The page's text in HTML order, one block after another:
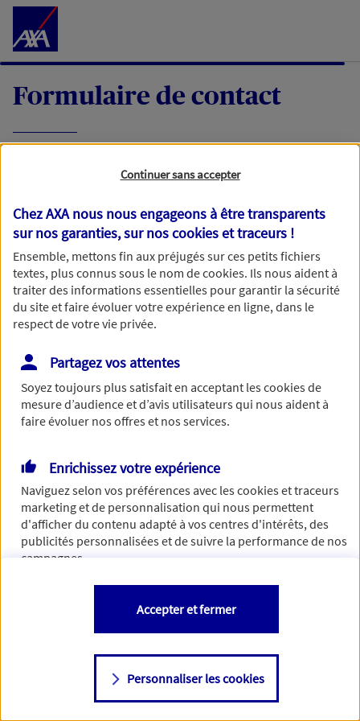
Accéder au Contenu
Formulaire de contact
demande, nous vous répondrons dans les
meilleurs délais par mail ou par téléphone.
Votre message :
Vous disposez de droits sur les informations vous concernant. Pour
plus d’informations,cliquez ici.
Continuer sans accepter
Chez AXA nous nous engageons à être transparents
sur nos garanties, sur noscookies et traceurs !
Ensemble, mettons fin aux préjugés sur ces petits fichiers
textes, plus connus sous le nom decookies. Ils nous aident à
traiter des informations essentielles pour garantir la sécurité
du site et faire évoluer votre expérience en ligne, dans le
respect de votre vie privée.
Partagez vos attentes
Soyez toujours plus satisfait en acceptant lescookiesde
mesure d’audience et d’avis utilisateurs qui nous aident à
faire évoluer nos offres et nos services.
Enrichissez votre expérience
Naviguez selon vos préférences avec lescookies et traceurs
marketing et de personnalisation qui nous permettent
d'afficher du contenu adapté à vos centres d'intérêts, des
publicités personnalisées et de suivre la performance de nos
campagnes.
Vous êtes libre de les accepter, de les refuser comme de
changer d'avis à tout moment en allant sur
Consulter notre politique decookies
Personnaliser les cookies
Accepter et fermer